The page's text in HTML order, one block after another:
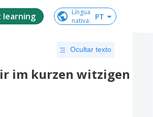
learning
Língua
nativa: PT
Ocultar texto
im kurzen witzigen